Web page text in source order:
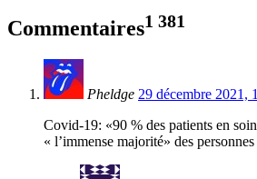
Commentaires1 381
Pheldge 29 décembre 2021,
Covid-19: «90 % des patients en
« l’immense majorité» des